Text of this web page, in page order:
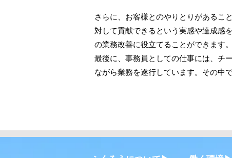
さらに、お客様とのやりとりがあるこ
対して貢献できるという実感や達成感
の業務改善に役立てることができます。
最後に、事務員としての仕事には、チ
ながら業務を遂行しています。その中